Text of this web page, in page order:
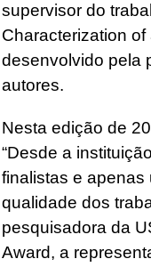
supervisor do
Characterization
desenvolvido pela
autores.
Nesta edição de
“Desde a
finalistas e apenas
qualidade dos
pesquisadora da
Award, a